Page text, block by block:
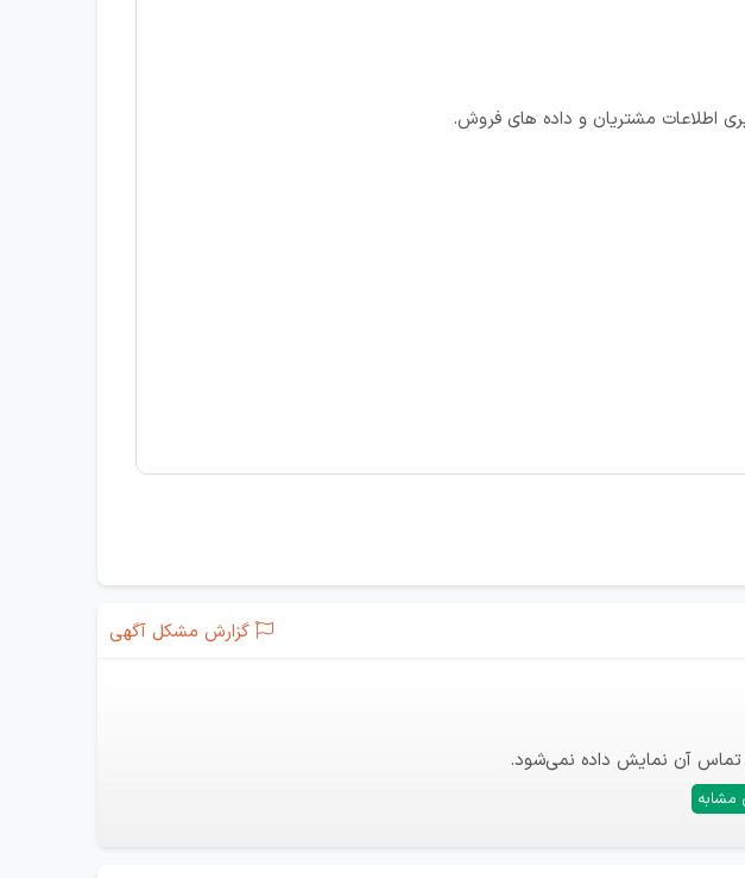
اطلاعات مشتریان و داده های فروش.
گزارش مشکل آگهی
تماس آن نمایش داده نمی‌شود.